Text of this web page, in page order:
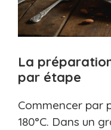
La
par étape
Commencer par
180°C. Dans un